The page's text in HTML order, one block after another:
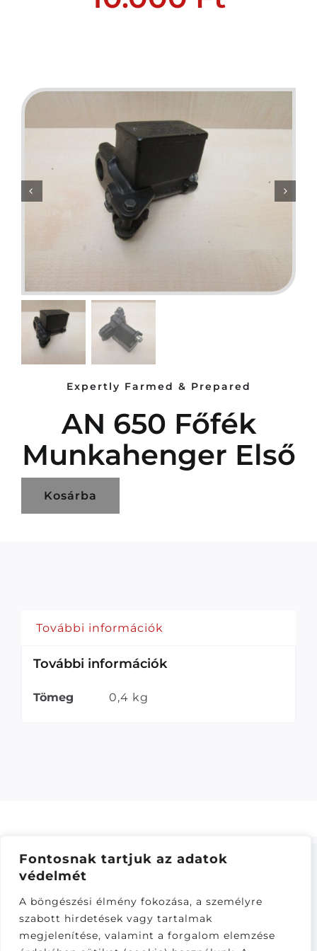
Fontosnak tartjuk az adatok
védelmét
A böngészési élmény fokozása, a személyre
szabott hirdetések vagy tartalmak
megjelenítése, valamint a forgalom elemzése
Expertly Farmed & Prepared
AN 650 Főfék
Munkahenger Első
Kosárba
További információk
További információk
Tömeg 0,4 kg
ELÁLLÁS
Látogatók: